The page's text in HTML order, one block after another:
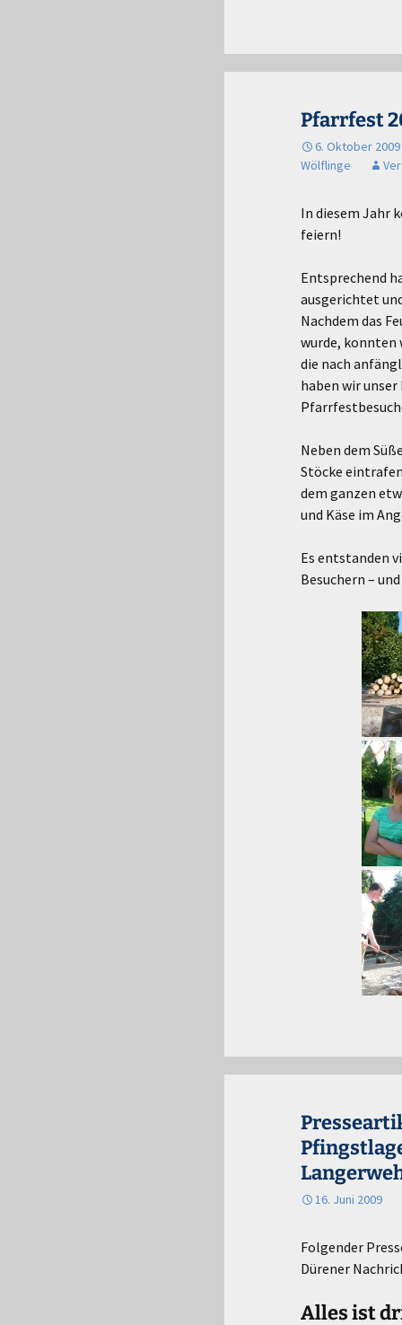
Pfarrfest
6. Oktober 2009
Wölflinge
In diesem Jahr
feiern!
Entsprechend
ausgerichtet
Nachdem das
wurde, konnten
die nach
haben wir
Neben dem
Stöcke
dem ganzen
und Käse im
Es entstanden
Besuchern –
16. Juni 2009
Folgender
Dürener
Alles ist